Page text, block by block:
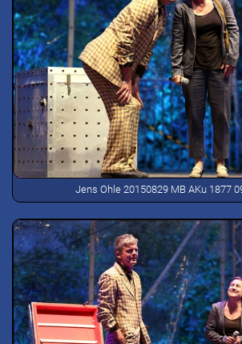
Jens Ohle 20150829 MB AKu 1877